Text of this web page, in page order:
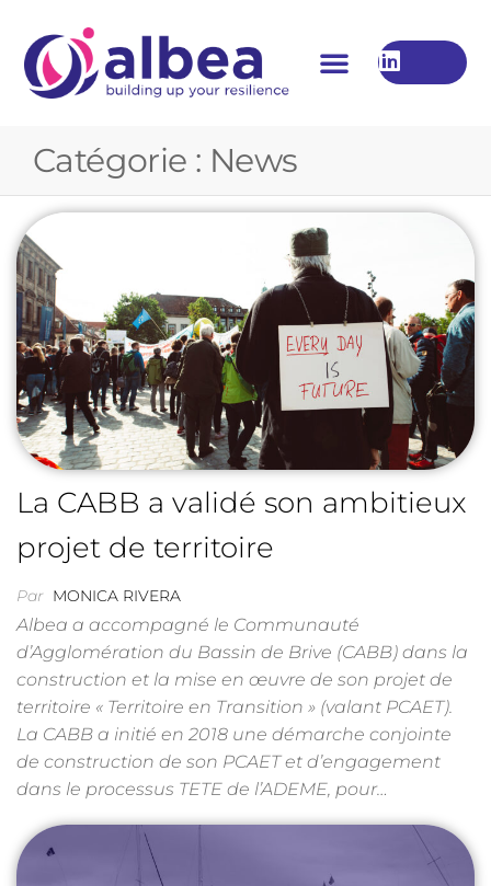
Catégorie : News
La CABB a validé son ambitieux
projet de territoire
Par MONICA RIVERA
Albea a accompagné le Communauté
d’Agglomération du Bassin de Brive (CABB) dans la
construction et la mise en œuvre de son projet de
territoire « Territoire en Transition » (valant PCAET).
La CABB a initié en 2018 une démarche conjointe
de construction de son PCAET et d’engagement
dans le processus TETE de l’ADEME, pour…